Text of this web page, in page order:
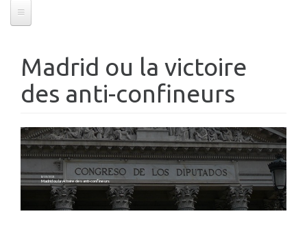
Madrid ou la victoire
des anti-confineurs
11/05/2021
Madrid ou la victoire des anti-confineurs